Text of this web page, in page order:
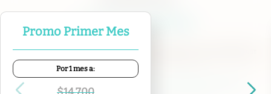
Promo Primer Mes
Por 1 mes a: